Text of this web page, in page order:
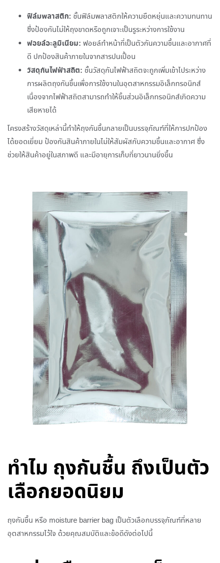
ฟิล์มพลาสติก: ชั้นฟิล์มพลาสติกให้ความยืดหยุ่นและความทนทาน
ซึ่งป้องกันไม่ให้ถุงขาดหรือถูกเจาะเป็นรูระหว่างการใช้งาน
ฟอยล์อะลูมิเนียม: ฟอยล์ทำหน้าที่เป็นตัวกันความชื้นและอากาศที่
ดี ปกป้องสินค้าภายในจากสารปนเปื้อน
วัสดุกันไฟฟ้าสถิต: ชั้นวัสดุกันไฟฟ้าสถิตจะถูกเพิ่มเข้าไประหว่าง
การผลิตถุงกันชื้นเพื่อการใช้งานในอุตสาหกรรมอิเล็กทรอนิกส์
เนื่องจากไฟฟ้าสถิตสามารถทำให้ชิ้นส่วนอิเล็กทรอนิกส์เกิดความ
เสียหายได้
โครงสร้างวัสดุเหล่านี้ทำให้ถุงกันชื้นกลายเป็นบรรจุภัณฑ์ที่ให้การปกป้อง
ได้ยอดเยี่ยม ป้องกันสินค้าภายในไม่ให้สัมผัสกับความชื้นและอากาศ ซึ่ง
ช่วยให้สินค้าอยู่ในสภาพดี และมีอายุการเก็บที่ยาวนานยิ่งขึ้น
ทำไม ถุงกันชื้น ถึงเป็นตัว
เลือกยอดนิยม
ถุงกันชื้น หรือ moisture barrier bag เป็นตัวเลือกบรรจุภัณฑ์ที่หลาย
อุตสาหกรรมไว้ใจ ด้วยคุณสมบัติและข้อดีดังต่อไปนี้